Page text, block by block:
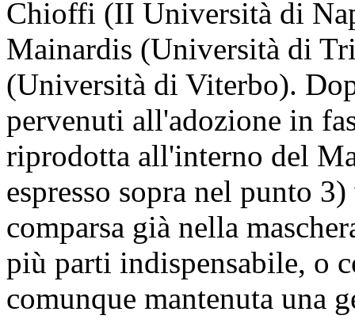
Chioffi (II Università di
Mainardis (Università di
(Università di Viterbo).
pervenuti all'adozione in
riprodotta all'interno del
espresso sopra nel punto
comparsa già nella
più parti indispensabile, o
comunque mantenuta una